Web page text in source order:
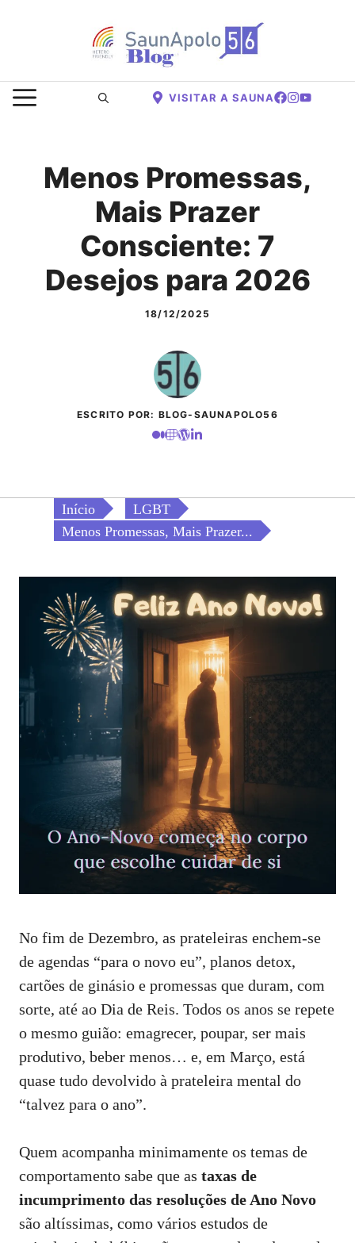
conteúdo
MENU VISITAR A SAUNA
Menos Promessas,
Mais Prazer
Consciente: 7
Desejos para 2026
18/12/2025
ESCRITO POR: BLOG-SAUNAPOLO56
Início
LGBT
Menos Promessas, Mais Prazer...
No fim de Dezembro, as prateleiras enchem‑se
de agendas “para o novo eu”, planos detox,
cartões de ginásio e promessas que duram, com
sorte, até ao Dia de Reis. Todos os anos se repete
o mesmo guião: emagrecer, poupar, ser mais
produtivo, beber menos… e, em Março, está
quase tudo devolvido à prateleira mental do
“talvez para o ano”.
Quem acompanha minimamente os temas de
comportamento sabe que as taxas de
incumprimento das resoluções de Ano Novo
são altíssimas, como vários estudos de